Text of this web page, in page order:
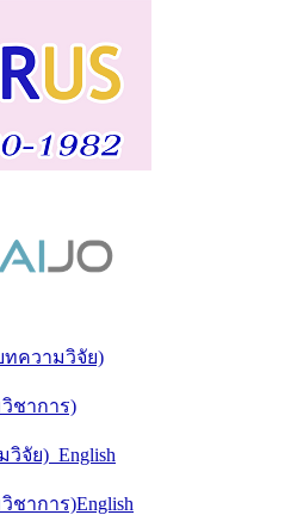
บทความวิจัย)
วิชาการ)
วิจัย) English
ชาการ)English